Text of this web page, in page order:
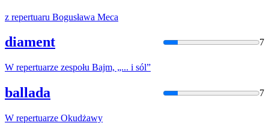
z repertuaru Bogusława Meca
diament 7
W repertuarze zespołu Bajm, „... i sól”
ballada 7
W repertuarze Okudżawy